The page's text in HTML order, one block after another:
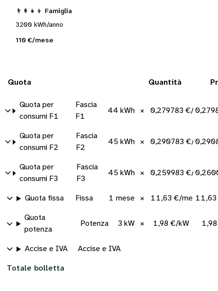
👨‍👩‍👧‍👦 Famiglia
3200 kWh/anno
110 €/mese
Quota Quantità
Quota per
consumi F1
Fascia
F1
44 kWh × 0,279783 €/kWh
Quota per
consumi F2
Fascia
F2
45 kWh × 0,290783 €/kWh
Quota per
consumi F3
Fascia
F3
45 kWh × 0,259983 €/kWh
Quota fissa Fissa 1 mese × 11,63 €/mese
Quota
potenza
Potenza 3 kW × 1,98 €/kW
Accise e IVA Accise e IVA
Totale bolletta